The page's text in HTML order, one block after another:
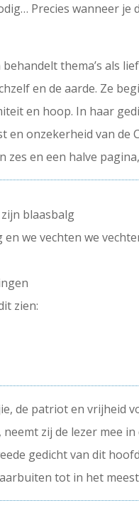
Precies wanneer
thema’s als
en de aarde. Ze
en hoop. In haar
en onzekerheid van
zes en een halve
blaasbalg
we vechten we
zien:
de patriot en vrijheid
neemt zij de lezer
gedicht van dit
tot in het